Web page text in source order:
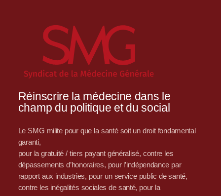
Réinscrire la médecine dans le
champ du politique et du social
Le SMG milite pour que la santé soit un droit fondamental
garanti,
pour la gratuité / tiers payant généralisé, contre les
dépassements d’honoraires, pour l’indépendance par
rapport aux industries, pour un service public de santé,
contre les inégalités sociales de santé, pour la